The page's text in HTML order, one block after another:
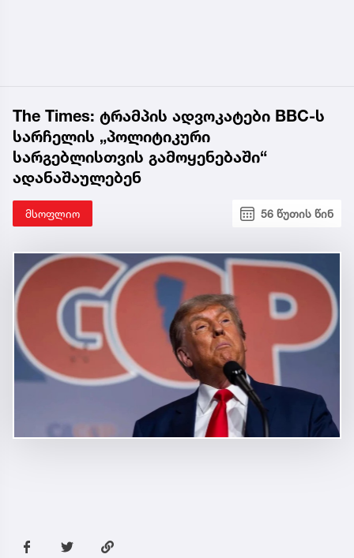
The Times: ტრამპის ადვოკატები BBC-ს
სარჩელის „პოლიტიკური
სარგებლისთვის გამოყენებაში“
ადანაშაულებენ
მსოფლიო 56 წუთის წინ